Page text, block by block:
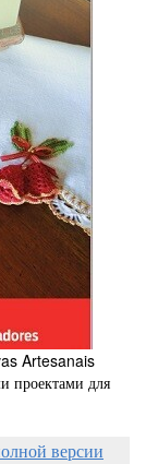
Artesanais
проектами для
версии